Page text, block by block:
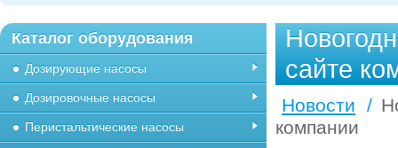
сайте
Новости /
компании
Каталог оборудования
Дозирующие насосы
Дозировочные насосы
Перистальтические насосы